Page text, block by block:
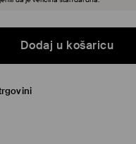
Dodaj u košaricu